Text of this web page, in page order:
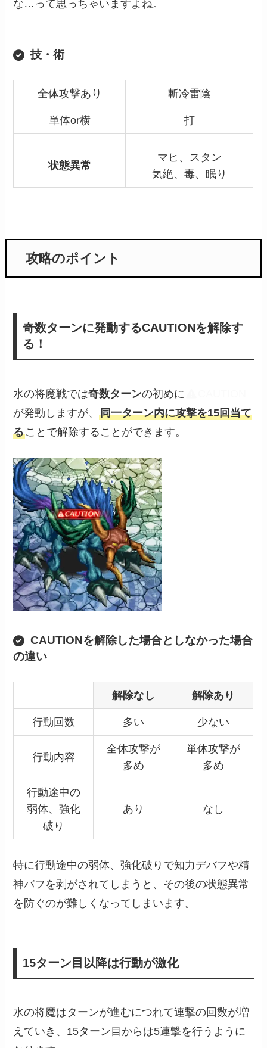
な…って思っちゃいますよね。
技・術
全体攻撃あり 斬冷雷陰
単体or横 打
状態異常
マヒ、スタン
気絶、毒、眠り
攻略のポイント
奇数ターンに発動するCAUTIONを解除す
る！
水の将魔戦では奇数ターンの初めに
が発動しますが、同一ターン内に攻撃を15回当て
ることで解除することができます。
CAUTIONを解除した場合としなかった場合
の違い
解除なし 解除あり
行動回数 多い 少ない
行動内容
全体攻撃が
多め
単体攻撃が
多め
行動途中の
弱体、強化
破り
あり なし
特に行動途中の弱体、強化破りで知力デバフや精
神バフを剥がされてしまうと、その後の状態異常
を防ぐのが難しくなってしまいます。
15ターン目以降は行動が激化
水の将魔はターンが進むにつれて連撃の回数が増
えていき、15ターン目からは5連撃を行うように